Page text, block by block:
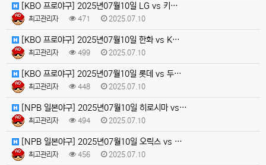
[KBO 프로야구] 2025년07월10일 LG vs 키…
최고관리자 471 2025.07.10
[KBO 프로야구] 2025년07월10일 한화 vs K…
최고관리자 499 2025.07.10
[KBO 프로야구] 2025년07월10일 롯데 vs 두…
최고관리자 448 2025.07.10
[NPB 일본야구] 2025년07월10일 히로시마 vs…
최고관리자 494 2025.07.10
[NPB 일본야구] 2025년07월10일 오릭스 vs …
최고관리자 456 2025.07.10